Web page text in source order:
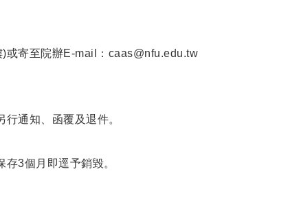
寄至院辦E-mail： caas@nfu.edu.tw
通知、函覆及退件。
3個月即逕予銷毀。